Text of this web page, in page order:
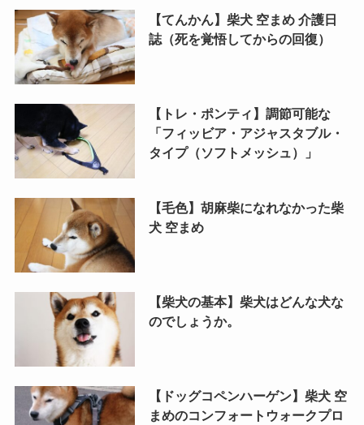
【てんかん】柴犬 空まめ 介護日
誌（死を覚悟してからの回復）
【トレ・ポンティ】調節可能な
「フィッビア・アジャスタブル・
タイプ（ソフトメッシュ）」
【毛色】胡麻柴になれなかった柴
犬 空まめ
【柴犬の基本】柴犬はどんな犬な
のでしょうか。
【ドッグコペンハーゲン】柴犬 空
まめのコンフォートウォークプロ